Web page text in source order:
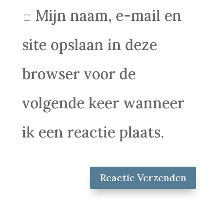
Mijn naam, e-mail en
site opslaan in deze
browser voor de
volgende keer wanneer
ik een reactie plaats.
Reactie Verzenden